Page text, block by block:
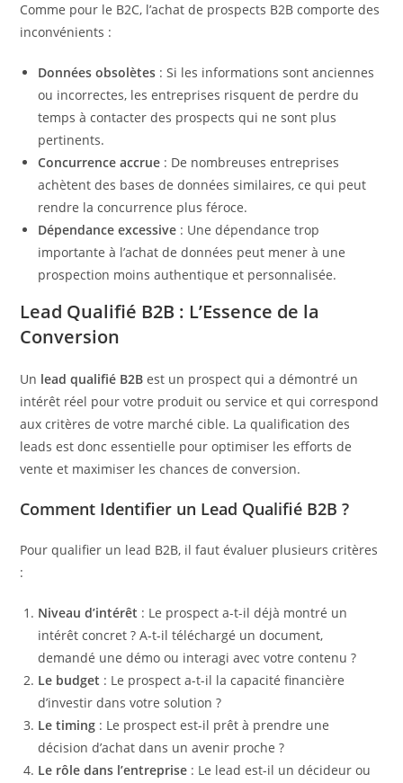
Comme pour le B2C, l’achat de prospects B2B comporte des
inconvénients :
Données obsolètes : Si les informations sont anciennes
ou incorrectes, les entreprises risquent de perdre du
temps à contacter des prospects qui ne sont plus
pertinents.
Concurrence accrue : De nombreuses entreprises
achètent des bases de données similaires, ce qui peut
rendre la concurrence plus féroce.
Dépendance excessive : Une dépendance trop
importante à l’achat de données peut mener à une
prospection moins authentique et personnalisée.
Lead Qualifié B2B : L’Essence de la
Conversion
Un lead qualifié B2B est un prospect qui a démontré un
intérêt réel pour votre produit ou service et qui correspond
aux critères de votre marché cible. La qualification des
leads est donc essentielle pour optimiser les efforts de
vente et maximiser les chances de conversion.
Comment Identifier un Lead Qualifié B2B ?
Pour qualifier un lead B2B, il faut évaluer plusieurs critères
:
Niveau d’intérêt : Le prospect a-t-il déjà montré un
intérêt concret ? A-t-il téléchargé un document,
demandé une démo ou interagi avec votre contenu ?
Le budget : Le prospect a-t-il la capacité financière
d’investir dans votre solution ?
Le timing : Le prospect est-il prêt à prendre une
décision d’achat dans un avenir proche ?
Le rôle dans l’entreprise : Le lead est-il un décideur ou